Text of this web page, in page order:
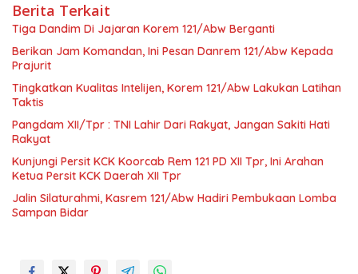
Berita Terkait
Tiga Dandim Di Jajaran Korem 121/Abw Berganti
Berikan Jam Komandan, Ini Pesan Danrem 121/Abw Kepada
Prajurit
Tingkatkan Kualitas Intelijen, Korem 121/Abw Lakukan Latihan
Taktis
Pangdam XII/Tpr : TNI Lahir Dari Rakyat, Jangan Sakiti Hati
Rakyat
Kunjungi Persit KCK Koorcab Rem 121 PD XII Tpr, Ini Arahan
Ketua Persit KCK Daerah XII Tpr
Jalin Silaturahmi, Kasrem 121/Abw Hadiri Pembukaan Lomba
Sampan Bidar